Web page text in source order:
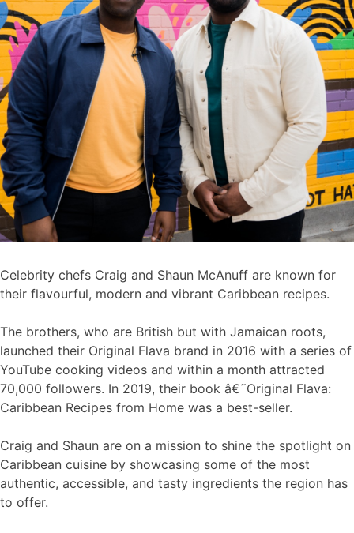
Celebrity chefs Craig and Shaun McAnuff are known for
their flavourful, modern and vibrant Caribbean recipes.
The brothers, who are British but with Jamaican roots,
launched their Original Flava brand in 2016 with a series of
YouTube cooking videos and within a month attracted
70,000 followers. In 2019, their book â€˜Original Flava:
Caribbean Recipes from Home was a best-seller.
Craig and Shaun are on a mission to shine the spotlight on
Caribbean cuisine by showcasing some of the most
authentic, accessible, and tasty ingredients the region has
to offer.